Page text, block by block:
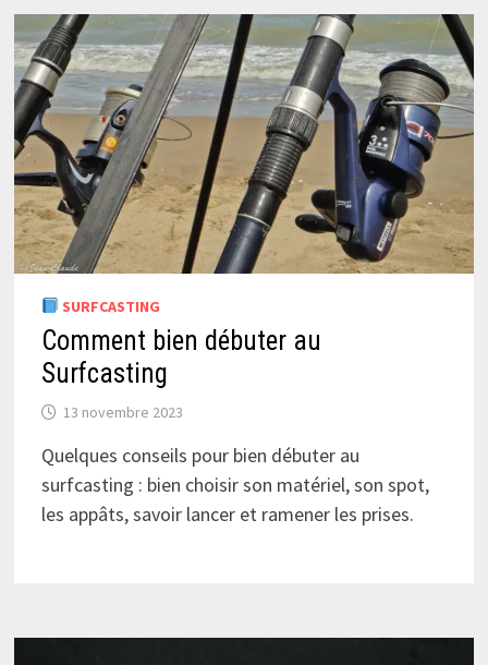
SURFCASTING
Comment bien débuter au
Surfcasting
13 novembre 2023
Quelques conseils pour bien débuter au
surfcasting : bien choisir son matériel, son spot,
les appâts, savoir lancer et ramener les prises.